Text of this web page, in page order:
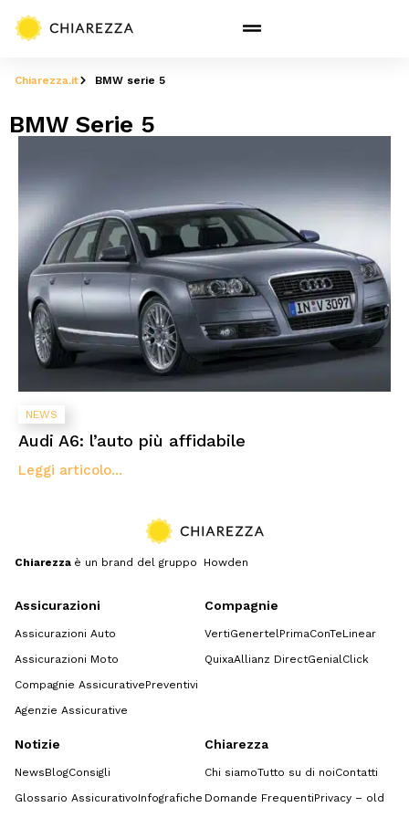
Chiarezza.it BMW serie 5
BMW Serie 5
NEWS
Audi A6: l’auto più affidabile
Leggi articolo...
Chiarezza è un brand del gruppo Howden
Assicurazioni
Assicurazioni Auto
Assicurazioni Moto
Compagnie AssicurativePreventivi
Agenzie Assicurative
Compagnie
VertiGenertel PrimaConTeLinear
QuixaAllianz DirectGenialClick
Notizie
NewsBlogConsigli
Glossario AssicurativoInfografiche
Chiarezza
Chi siamoTutto su di noiContatti
Domande FrequentiPrivacy – old